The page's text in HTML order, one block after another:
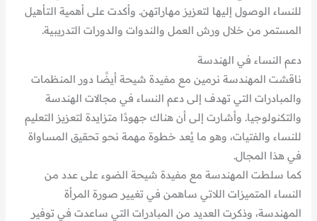
للنساء الوصول إليها لتعزيز مهاراتهن. وأكدت على أهمية التأهيل
المستمر من خلال ورش العمل والندوات والدورات التدريبية.
دعم النساء في الهندسة
ناقشت المهندسة نرمين مع مفيدة شيحة أيضًا دور المنظمات
والمبادرات التي تهدف إلى دعم النساء في مجالات الهندسة
والتكنولوجيا. وأشارت إلى أن هناك جهودًا متزايدة لتعزيز التعليم
للنساء والفتيات، وهو ما يُعد خطوة مهمة نحو تحقيق المساواة
في هذا المجال.
كما سلطت المهندسة مع مفيدة شيحة الضوء على عدد من
النساء المتميزات اللاتي ساهمن في تغيير صورة المرأة
المهندسة، وذكرت العديد من المبادرات التي ساعدت في توفير